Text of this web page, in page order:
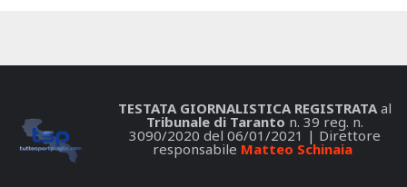
TESTATA GIORNALISTICA REGISTRATAal
Tribunale di Taranto n. 39 reg. n.
3090/2020 del 06/01/2021 | Direttore
responsabile Matteo Schinaia